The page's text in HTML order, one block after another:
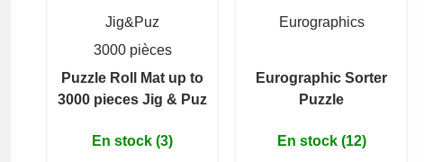
Jig&Puz
3000 pièces
Puzzle Roll Mat up to
3000 pieces Jig & Puz
En stock (3)
Eurographics
Eurographic Sorter
Puzzle
En stock (12)